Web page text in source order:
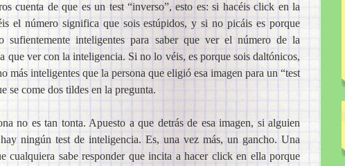
cuenta de que es un test “inverso”, esto es: si hacéis click en la
el número significa que sois estúpidos, y si no picáis es porque
sufientemente inteligentes para saber que ver el número de la
que ver con la inteligencia. Si no lo véis, es porque sois daltónicos,
más inteligentes que la persona que eligió esa imagen para un “test
se come dos tildes en la pregunta.
no es tan tonta. Apuesto a que detrás de esa imagen, si alguien
ningún test de inteligencia. Es, una vez más, un gancho. Una
cualquiera sabe responder que incita a hacer click en ella porque